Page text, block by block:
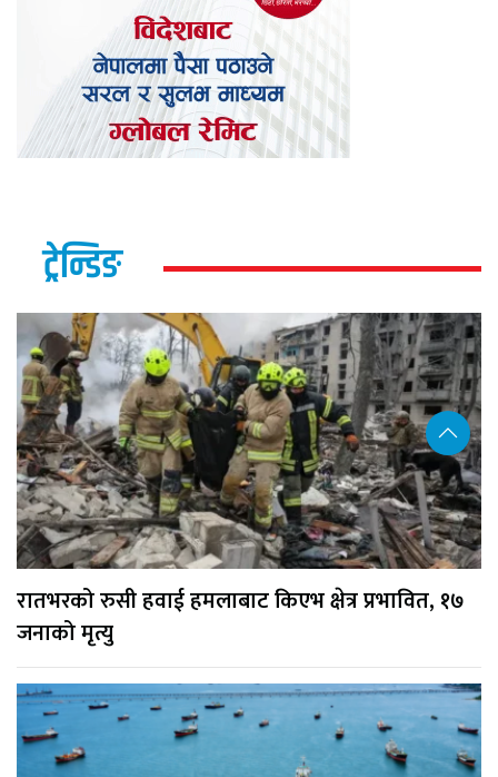
ट्रेन्डिङ
रातभरको रुसी हवाई हमलाबाट किएभ क्षेत्र प्रभावित, १७
जनाको मृत्यु